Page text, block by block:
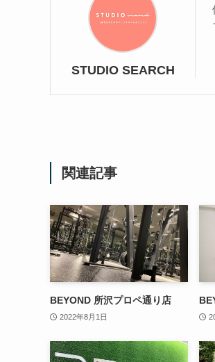
STUDIO SEARCH
関連記事
BEYOND 所沢プロペ通り店
2022年8月1日